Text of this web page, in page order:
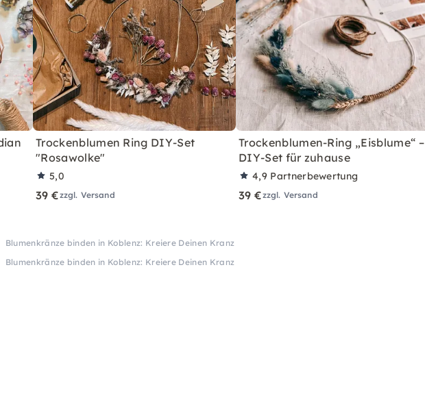
Trockenblumen Ring DIY-Set
"Rosawolke"
5,0
39 €zzgl. Versand
Trockenblumen-Ring „Eisblume“ –
DIY-Set für zuhause
4,9 Partnerbewertung
39 €zzgl. Versand
Blumenkränze binden in Koblenz: Kreiere Deinen Kranz
Blumenkränze binden in Koblenz: Kreiere Deinen Kranz